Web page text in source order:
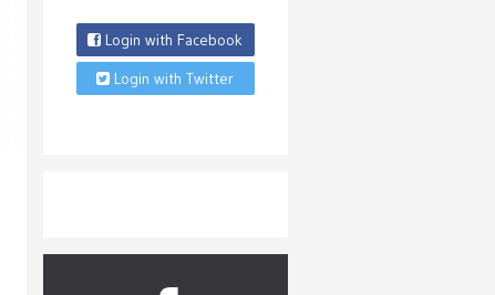
Login with Facebook
Login with Twitter